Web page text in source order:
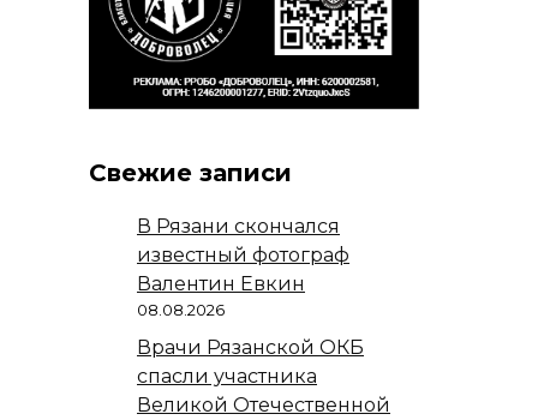
Свежие записи
В Рязани скончался
известный фотограф
Валентин Евкин
08.08.2026
Врачи Рязанской ОКБ
спасли участника
Великой Отечественной